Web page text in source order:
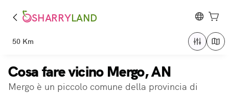
SHARRYLAND
50 Km
Cosa fare vicino Mergo, AN
Mergo è un piccolo comune della provincia di